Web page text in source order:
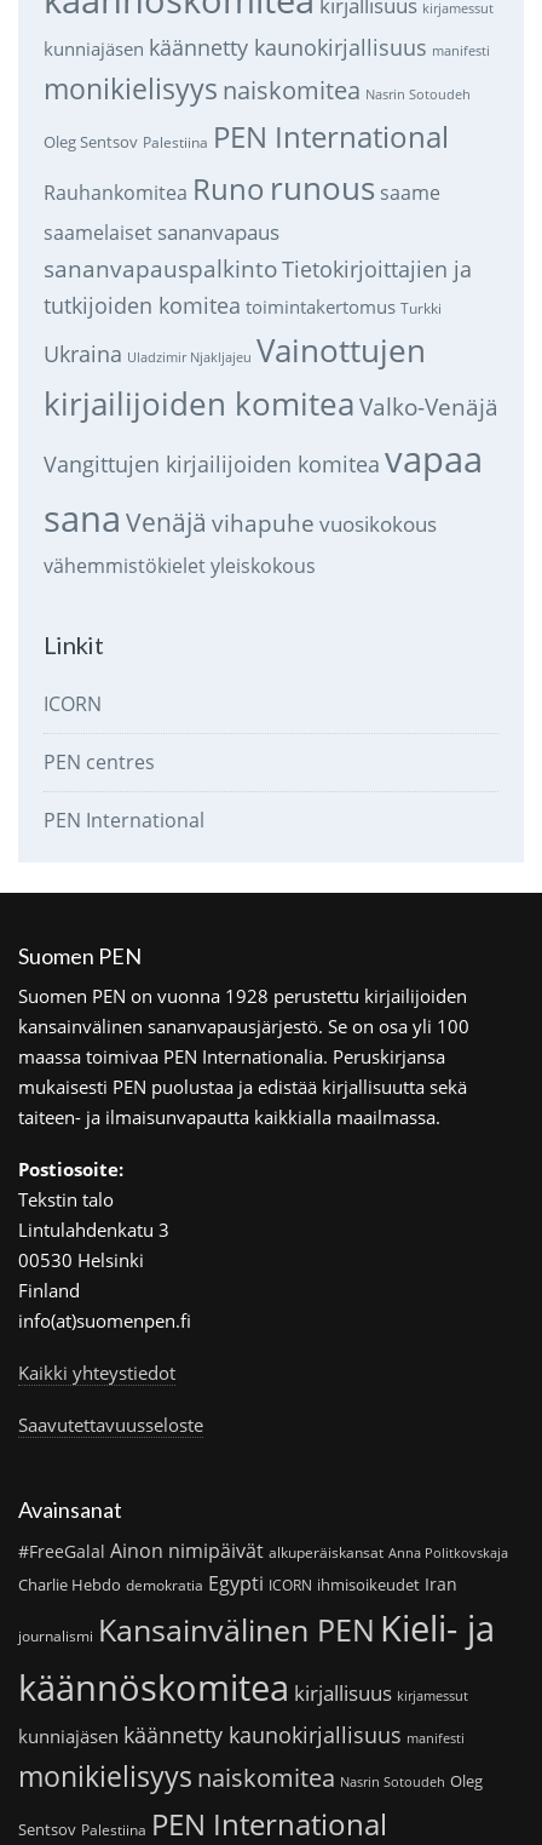
kirjamessut
kunniajäsen käännetty kaunokirjallisuus manifesti
monikielisyys naiskomitea Nasrin Sotoudeh
Oleg Sentsov Palestiina PEN International
Rauhankomitea Runo runous saame
saamelaiset sananvapaus
sananvapauspalkintoTietokirjoittajien ja
tutkijoiden komitea toimintakertomus Turkki
Ukraina Uladzimir Njakljajeu Vainottujen
kirjailijoiden komitea Valko-Venäjä
Vangittujen kirjailijoiden komitea vapaa
sana Venäjä vihapuhe vuosikokous
vähemmistökieletyleiskokous
Linkit
ICORN
PEN centres
PEN International
Suomen PEN
Suomen PEN on vuonna 1928 perustettu kirjailijoiden
kansainvälinen sananvapausjärjestö. Se on osa yli 100
maassa toimivaa PEN Internationalia. Peruskirjansa
mukaisesti PEN puolustaa ja edistää kirjallisuutta sekä
taiteen- ja ilmaisunvapautta kaikkialla maailmassa.
Postiosoite:
Tekstin talo
Lintulahdenkatu 3
00530 Helsinki
Finland
info(at)suomenpen.fi
Kaikki yhteystiedot
Saavutettavuusseloste
Avainsanat
#FreeGalal Ainon nimipäivät alkuperäiskansat Anna Politkovskaja
Charlie Hebdo demokratia Egypti ICORN ihmisoikeudet Iran
journalismi Kansainvälinen PEN Kieli- ja
käännöskomitea kirjallisuus kirjamessut
kunniajäsen käännetty kaunokirjallisuus manifesti
monikielisyys naiskomitea Nasrin Sotoudeh Oleg
Sentsov Palestiina PEN International